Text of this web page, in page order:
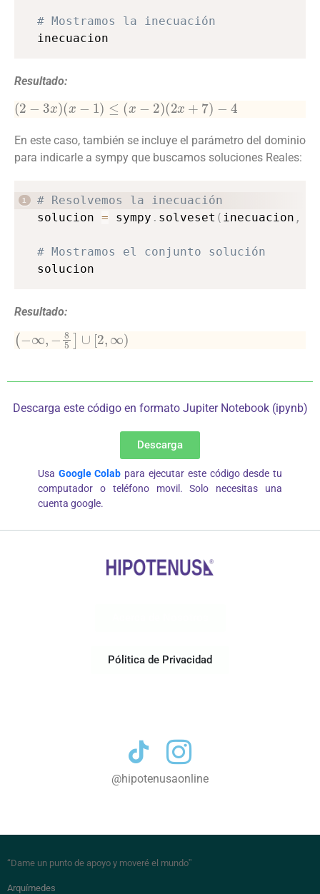
# Mostramos la inecuación
inecuacion
Resultado:
(2 x (x− (x 2 )( 7) −4
En este caso, también se incluye el parámetro del dominio
para indicarle a sympy que buscamos soluciones Reales:
# Resolvemos la inecuación
solucion = sympy . solveset ( inecuacion ,
# Mostramos el conjunto solución
solucion
Resultado:
(− 5] ∪ ,∞
Descarga este código en formato Jupiter Notebook (ipynb)
Descarga
Usa Google Colab para ejecutar este código desde tu
computador o teléfono movil. Solo necesitas una
cuenta google.
Pólitica de Privacidad
@hipotenusaonline
“Dame un punto de apoyo y moveré el mundo”
Arquímedes